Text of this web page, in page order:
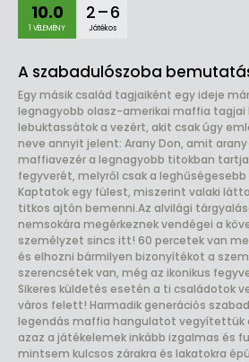
10.0
1 VÉLEMÉNY
2 – 6
Játékos
A szabadulószoba
Egy másik család tagjaiként egy ideje
legnagyobb olasz-amerikai maffia tagjai
lebuktassátok a vezért, akit csak úgy
neve annyit jelent: Arany Don, amit
maffiavezér a legnagyobb titokban
fegyverét, melyről csak a
Kaptatok egy fülest, miszerint valaki
titkos ajtón bemenni.Az alvilági
nemsokára megérkeznek vendégei a
személyzet sincs itt! 60 percetek van
és elhozni bármilyen bizonyítékot a
szerencsétek van, még az ikonikus
Sikeres küldetés esetén a ti családotok
város felett! Harmadik generációs
legendás maffia hangulatot vegyítettük
azaz a játékelemek inkább izgalmas és
mintsem kulcsos zárakra és lakatokra